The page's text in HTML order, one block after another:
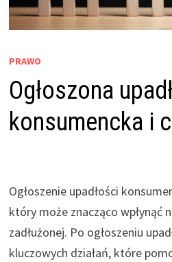
PRAWO
Ogłoszona
konsumencka i
Ogłoszenie upadłości
który może znacząco wpłynąć
zadłużonej. Po ogłoszeniu
kluczowych działań, które